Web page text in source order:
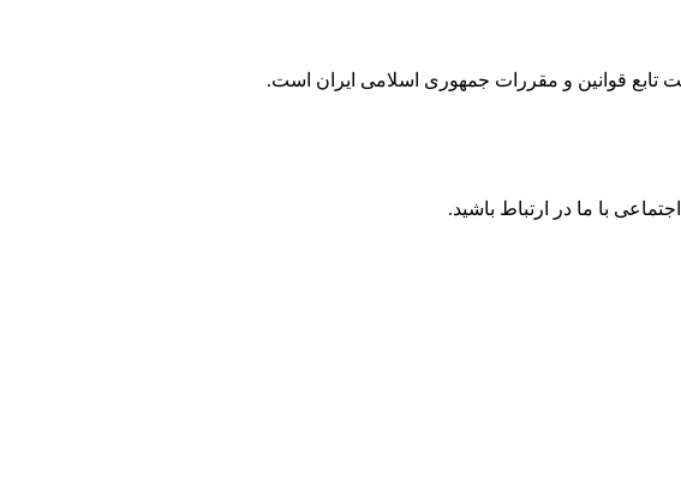
تابع قوانين و مقررات جمهوری اسلامی ايران است.
با ما در ارتباط باشید.